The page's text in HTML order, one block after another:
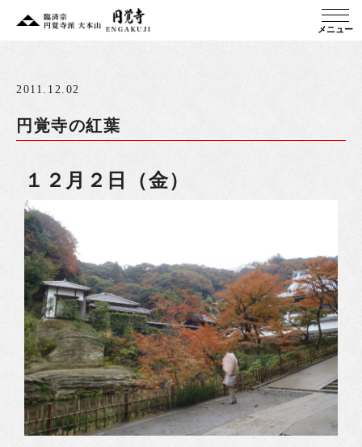
メニュー
2011.12.02
円覚寺の紅葉
１２月２日（金）